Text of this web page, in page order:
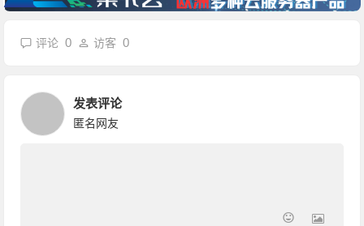
评论0 访客0
发表评论
匿名网友